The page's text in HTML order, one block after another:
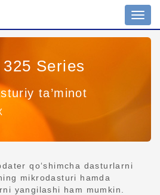
Series
ta’minot
qo‘shimcha dasturlarni
mikrodasturi hamda
yangilashi ham mumkin.